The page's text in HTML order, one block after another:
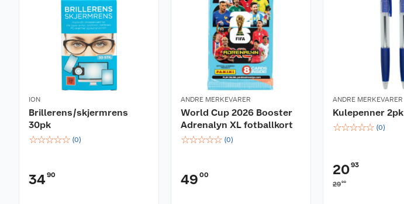
ION
Brillerens/skjermrens
30pk
☆☆☆☆☆ (0)
3490
ANDRE MERKEVARER
World Cup 2026 Booster
Adrenalyn XL fotballkort
☆☆☆☆☆ (0)
49 00
ANDRE MERKEVARER
Kulepenner 2pk
☆☆☆☆☆ (0)
2093
2990